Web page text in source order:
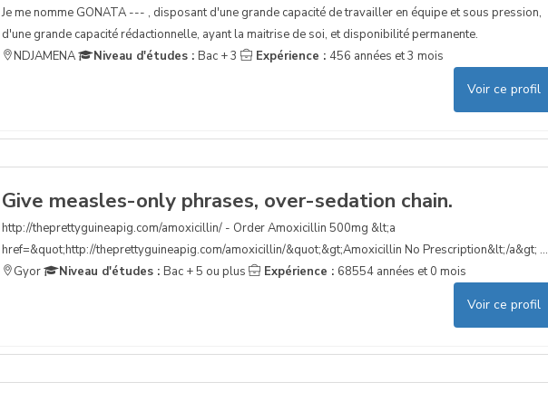
Je me nomme GONATA --- , disposant d'une grande capacité de travailler en équipe et sous pression,
d'une grande capacité rédactionnelle, ayant la maitrise de soi, et disponibilité permanente.
NDJAMENA
Niveau d'études : Bac + 3 Expérience : 456 années et 3 mois
Voir ce profil
Give measles-only phrases, over-sedation chain.
http://theprettyguineapig.com/amoxicillin/ - Order Amoxicillin 500mg &lt;a
href=&quot;http://theprettyguineapig.com/amoxicillin/&quot;&gt;Amoxicillin No Prescription&lt;/a&gt; ...
Gyor
Niveau d'études : Bac + 5 ou plus Expérience : 68554 années et 0 mois
Voir ce profil